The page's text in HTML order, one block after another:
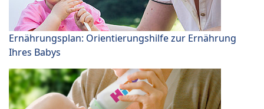
Ernährungsplan: Orientierungshilfe zur Ernährung
Ihres Babys